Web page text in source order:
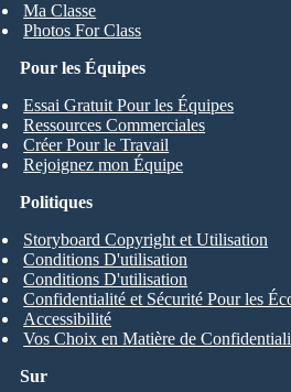
Ma Classe
Photos For Class
Pour les Équipes
Essai Gratuit Pour les Équipes
Ressources Commerciales
Créer Pour le Travail
Rejoignez mon Équipe
Sur
Politiques
Storyboard Copyright et Utilisation
Conditions D'utilisation
Conditions D'utilisation
Confidentialité et Sécurité Pour les
Accessibilité
Vos Choix en Matière de